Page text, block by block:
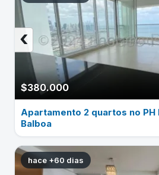
$380.000
‹
Apartamento 2 quartos no PH
Balboa
hace +60 dias